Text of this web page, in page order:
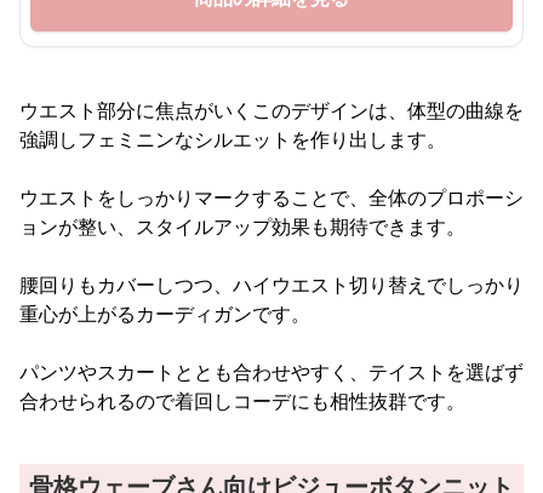
ウエスト部分に焦点がいくこのデザインは、体型の曲線を
強調しフェミニンなシルエットを作り出します。
ウエストをしっかりマークすることで、全体のプロポーシ
ョンが整い、スタイルアップ効果も期待できます。
腰回りもカバーしつつ、ハイウエスト切り替えでしっかり
重心が上がるカーディガンです。
パンツやスカートととも合わせやすく、テイストを選ばず
合わせられるので着回しコーデにも相性抜群です。
骨格ウェーブさん向けビジューボタンニット